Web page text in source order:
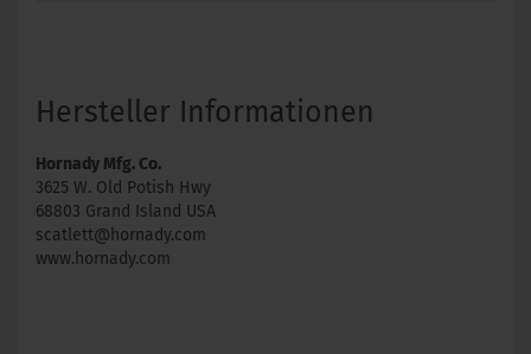
Hersteller Informationen
Hornady Mfg. Co.
3625 W. Old Potish Hwy
68803 Grand Island USA
scatlett@hornady.com
www.hornady.com